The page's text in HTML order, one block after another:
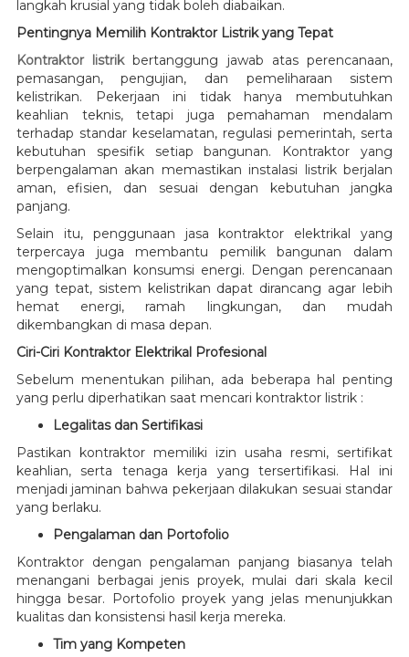
langkah krusial yang tidak boleh diabaikan.
Pentingnya Memilih Kontraktor Listrik yang Tepat
Kontraktor listrikbertanggung jawab atas perencanaan,
pemasangan, pengujian, dan pemeliharaan sistem
kelistrikan. Pekerjaan ini tidak hanya membutuhkan
keahlian teknis, tetapi juga pemahaman mendalam
terhadap standar keselamatan, regulasi pemerintah, serta
kebutuhan spesifik setiap bangunan. Kontraktor yang
berpengalaman akan memastikan instalasi listrik berjalan
aman, efisien, dan sesuai dengan kebutuhan jangka
panjang.
Selain itu, penggunaan jasa kontraktor elektrikal yang
terpercaya juga membantu pemilik bangunan dalam
mengoptimalkan konsumsi energi. Dengan perencanaan
yang tepat, sistem kelistrikan dapat dirancang agar lebih
hemat energi, ramah lingkungan, dan mudah
dikembangkan di masa depan.
Ciri-Ciri Kontraktor Elektrikal Profesional
Sebelum menentukan pilihan, ada beberapa hal penting
yang perlu diperhatikan saat mencari kontraktor listrik :
Legalitas dan Sertifikasi
Pastikan kontraktor memiliki izin usaha resmi, sertifikat
keahlian, serta tenaga kerja yang tersertifikasi. Hal ini
menjadi jaminan bahwa pekerjaan dilakukan sesuai standar
yang berlaku.
Pengalaman dan Portofolio
Kontraktor dengan pengalaman panjang biasanya telah
menangani berbagai jenis proyek, mulai dari skala kecil
hingga besar. Portofolio proyek yang jelas menunjukkan
kualitas dan konsistensi hasil kerja mereka.
Tim yang Kompeten